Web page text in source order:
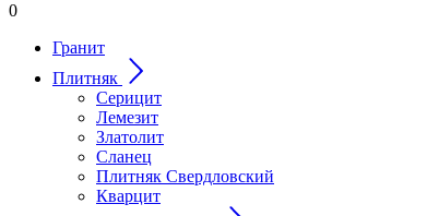
0
Гранит
Плитняк
Серицит
Лемезит
Златолит
Сланец
Плитняк Свердловский
Кварцит